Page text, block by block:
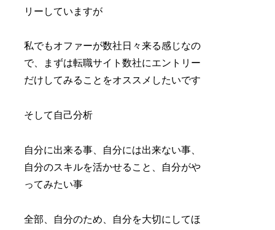
リーしていますが
私でもオファーが数社日々来る感じなの
で、まずは転職サイト数社にエントリー
だけしてみることをオススメしたいです
そして自己分析
自分に出来る事、自分には出来ない事、
自分のスキルを活かせること、自分がや
ってみたい事
全部、自分のため、自分を大切にしてほ